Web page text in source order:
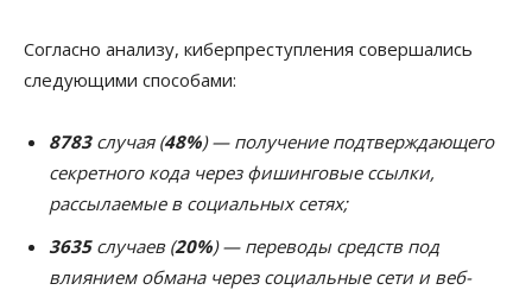
Согласно анализу, киберпреступления совершались
следующими способами:
8783случая (48%) — получение подтверждающего
секретного кода через фишинговые ссылки,
рассылаемые в социальных сетях;
3635случаев (20%) — переводы средств под
влиянием обмана через социальные сети и веб-